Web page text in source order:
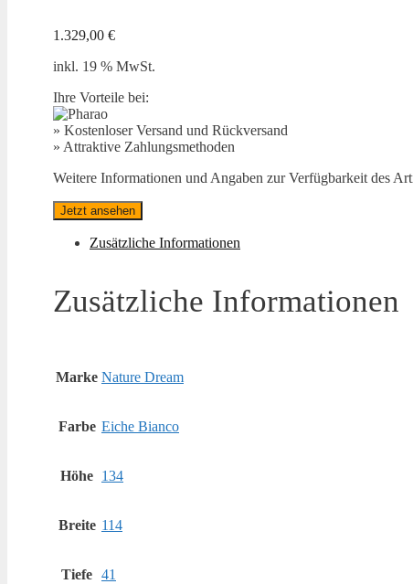
1.329,00 €
inkl. 19 % MwSt.
Ihre Vorteile bei:
» Kostenloser Versand und Rückversand
» Attraktive Zahlungsmethoden
Weitere Informationen und Angaben zur Verfügbarkeit des
Jetzt ansehen
Zusätzliche Informationen
Zusätzliche Informationen
Marke Nature Dream
Farbe Eiche Bianco
Höhe 134
Breite 114
Tiefe 41